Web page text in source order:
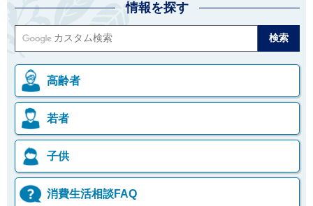
情報を探す
高齢者
若者
子供
消費生活相談FAQ